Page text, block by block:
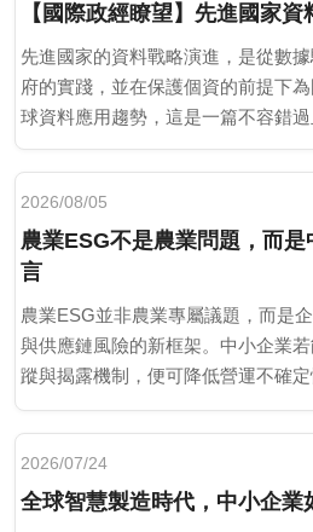
【國際政經瞭望】先進國家
先進國家的資料戰略演進，是從數
府的實踐，並在保護個資的前提下
球資料應用趨勢，這是一篇不容錯過
2026/08/05
農業ESG不是農業問題，而
言
農業ESG並非農業專屬議題，而是
與供應鏈風險的新框架。中小企業
蹤與揭露機制，便可降低營運不確
牌信任。
2026/07/24
全球智慧製造時代，中小企業